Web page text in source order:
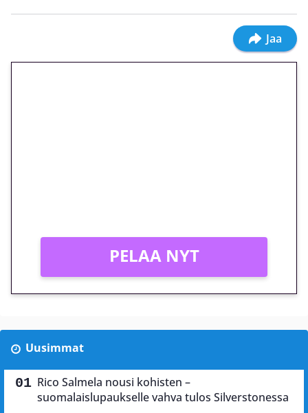
Jaa
PELAA NYT
Uusimmat
Rico Salmela nousi kohisten –
suomalaislupaukselle vahva tulos Silverstonessa